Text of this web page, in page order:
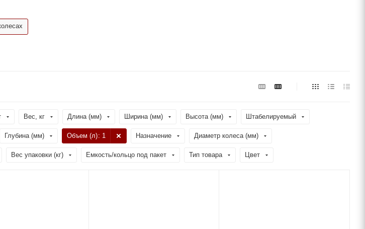
Вес, кг Длина (мм) Ширина (мм) Высота (мм) Штабелируемый
Глубина (мм) Объем (л): 1 Назначение Диаметр колеса (мм)
Вес упаковки (кг) Емкость/кольцо под пакет Тип товара Цвет